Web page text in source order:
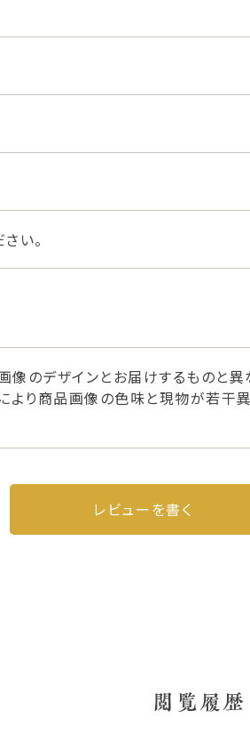
い。
のデザインとお届けするものと異
より商品画像の色味と現物が若干
レビューを書く
閲覧履歴